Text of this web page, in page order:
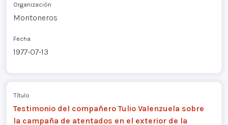
Organización
Montoneros
Fecha
1977-07-13
Título
Testimonio del compañero Tulio Valenzuela sobre
la campaña de atentados en el exterior de la